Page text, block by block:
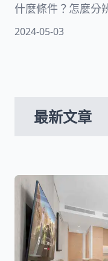
什麼條件？怎麼分
算？本文從法扶申
2024-05-03
最新文章